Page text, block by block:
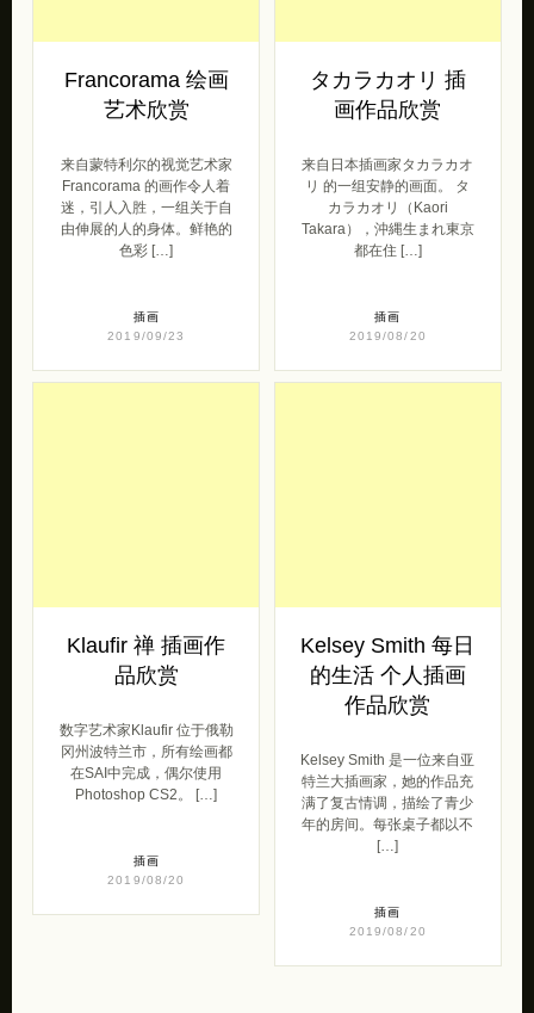
Francorama 绘画
艺术欣赏
来自蒙特利尔的视觉艺术家
Francorama 的画作令人着
迷，引人入胜，一组关于自
由伸展的人的身体。鲜艳的
色彩 […]
插画
2019/09/23
タカラカオリ 插
画作品欣赏
来自日本插画家タカラカオ
リ 的一组安静的画面。 タ
カラカオリ（Kaori
Takara），沖縄生まれ東京
都在住 […]
插画
2019/08/20
Klaufir 禅 插画作
品欣赏
数字艺术家Klaufir 位于俄勒
冈州波特兰市，所有绘画都
在SAI中完成，偶尔使用
Photoshop CS2。 […]
插画
2019/08/20
Kelsey Smith 每日
的生活 个人插画
作品欣赏
Kelsey Smith 是一位来自亚
特兰大插画家，她的作品充
满了复古情调，描绘了青少
年的房间。每张桌子都以不
[…]
插画
2019/08/20